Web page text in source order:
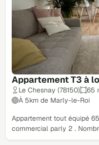
Appartement T3 à
Le Chesnay (78150) 65
À 5km de Marly-le-Roi
Appartement tout équipé
commercial parly 2 .